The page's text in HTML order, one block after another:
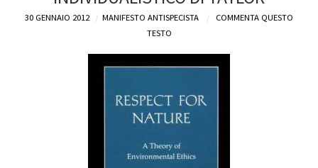
30 GENNAIO 2012 MANIFESTO ANTISPECISTA
COMMENTA QUESTO
TESTO